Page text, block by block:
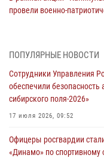
провели военно-
акции «Коробка
Сотрудники Росгвардии
03 июля 2026, 04:03
ПОПУЛЯРНЫЕ НОВОСТИ
Сотрудники Управления
обеспечили
сибирского поля-2026»
17 июля 2026, 09:52
Офицеры росгвардии
«Динамо» по